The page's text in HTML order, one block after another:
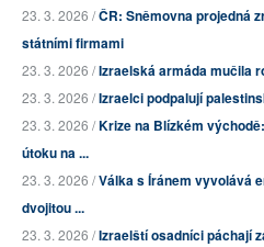
23. 3. 2026 /ČR: Sněmovna projedná
státními firmami
23. 3. 2026 /Izraelská armáda mučila
23. 3. 2026 /Izraelci podpalují
23. 3. 2026 /Krize na Blízkém
útoku na ...
23. 3. 2026 /Válka s Íránem vyvolává
dvojitou ...
23. 3. 2026 /Izraelští osadníci páchají